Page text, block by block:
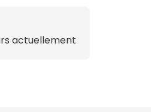
actuellement